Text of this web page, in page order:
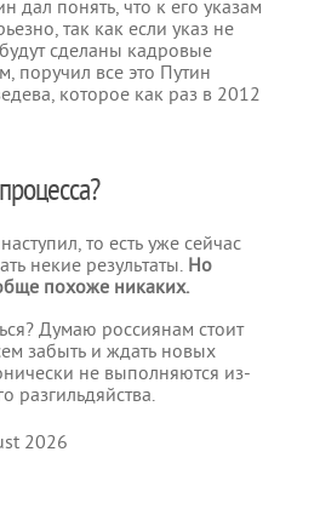
дал понять, что к его указам
так как если указ не
сделаны кадровые
поручил все это Путин
которое как раз в 2012
то есть уже сейчас
некие результаты. Но
похоже никаких.
Думаю россиянам стоит
забыть и ждать новых
не выполняются из-
разгильдяйства.
2026